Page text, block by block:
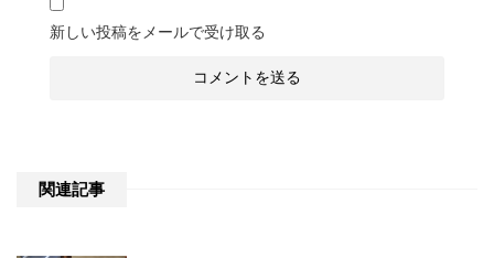
新しい投稿をメールで受け取る
関連記事